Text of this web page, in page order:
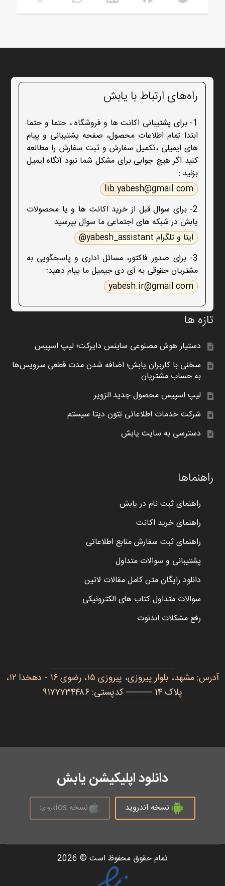
راه‌های ارتباط با یابش
1- برای پشتیبانی اکانت ها و فروشگاه ، حتما و حتما
ابتدا تمام اطلاعات محصول، صفحه پشتیبانی و پیام
های ایمیلی ،تکمیل سفارش و ثبت سفارش را مطالعه
کنید اگر هیچ جوابی برای مشکل شما نبود آنگاه ایمیل
بزنید :
lib.yabesh@gmail.com
2- برای سوال قبل از خرید اکانت ها و یا محصولات
یابش در شبکه های اجتماعی ما سوال بپرسید
ایتا و تلگرام yabesh_assistant@
3- برای صدور فاکتور، مسائل اداری و پاسخگویی به
مشتریان حقوقی به آی دی جیمیل ما پیام دهید:
yabesh.ir@gmail.com
تازه ها
دستیار هوش مصنوعی ساینس دایرکت؛ لیپ اسپیس
سخنی با کاربران یابش؛ اضافه شدن مدت قطعی سرویس‌ها
به حساب مشتریان
لیپ اسپیس محصول جدید الزویر
شرکت خدمات اطلاعاتی تِتون دیتا سیستم
دسترسی به سایت یابش
راهنماها
راهنمای ثبت نام در یابش
راهنمای خرید اکانت
راهنمای ثبت سفارش منابع اطلاعاتی
پشتیبانی و سوالات متداول
دانلود رایگان متن کامل مقالات لاتین
سوالات متداول کتاب های الکترونیکی
رفع مشکلات اندنوت
آدرس: مشهد، بلوار پیروزی، پیروزی ۱۵، رضوی ۱۶ - دهخدا ۱۲،
پلاک ۱۴ ──── کدپستی: ۹۱۷۷۷۳۴۴۸۶
دانلود اپلیکیشن یابش
نسخه اندروید نسخه ios (بزودی)
تمام حقوق محفوظ است © 2026